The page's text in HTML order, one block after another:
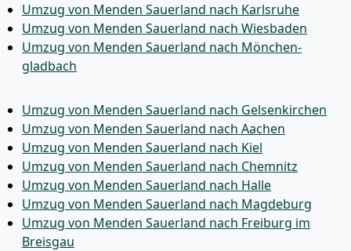
Umzug von Menden Sauerland nach Karlsruhe
Umzug von Menden Sauerland nach Wiesbaden
Umzug von Menden Sauerland nach Mönchen­
gladbach
Umzug von Menden Sauerland nach Gelsenkirchen
Umzug von Menden Sauerland nach Aachen
Umzug von Menden Sauerland nach Kiel
Umzug von Menden Sauerland nach Chemnitz
Umzug von Menden Sauerland nach Halle
Umzug von Menden Sauerland nach Magdeburg
Umzug von Menden Sauerland nach Freiburg im
Breisgau